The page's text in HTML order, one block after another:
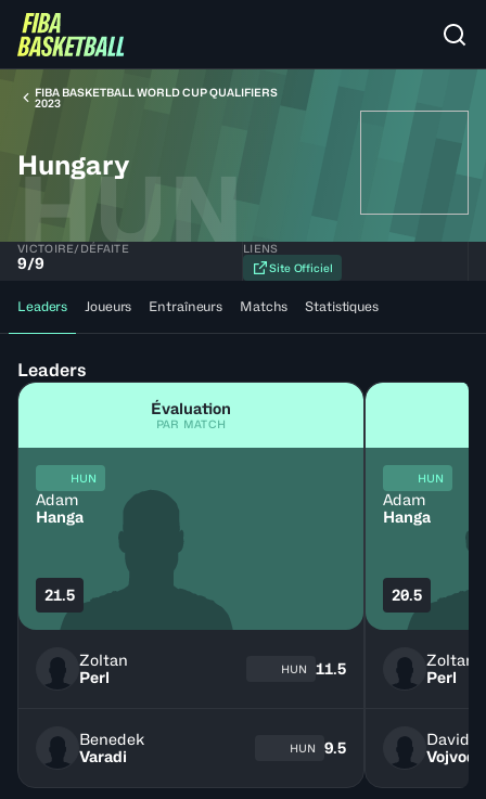
FIBA BASKETBALL WORLD CUP QUALIFIERS
2023
Hungary
HUN
VICTOIRE/DÉFAITE
9/9
LIENS
Site Officiel
Leaders Joueurs Entraîneurs Matchs Statistiques
Leaders
Évaluation
PAR MATCH
HUN
Adam
Hanga
21.5
Zoltan
Perl
HUN 11.5
Benedek
Varadi
HUN 9.5
HUN
Adam
Hanga
20.5
Zoltan
Perl
David
Vojvoda